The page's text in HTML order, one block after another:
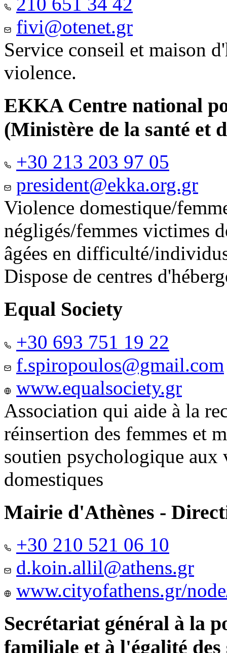
fivi@otenet.gr
Service conseil et maison
violence.
EKKA Centre national
(Ministère de la santé et
+30 213 203 97 05
president@ekka.org.gr
Violence domestique/
négligés/femmes victimes
âgées en difficulté/
Dispose de centres
Equal Society
+30 693 751 19 22
f.spiropoulos@gmail.com
www.equalsociety.gr
Association qui aide à la
réinsertion des femmes et
soutien psychologique aux
domestiques
Mairie d'Athènes -
+30 210 521 06 10
d.koin.allil@athens.gr
www.cityofathens.gr/
Secrétariat général à la
familiale et à l'égalité des